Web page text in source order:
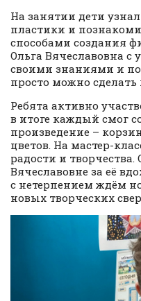
На занятии дети
пластики и
способами создания
Ольга Вячеславовна с
своими знаниями и
просто можно
Ребята активно
в итоге каждый смог
произведение –
цветов. На мастер-
радости и творчества.
Вячеславовне за её
с нетерпением ждём
новых творческих